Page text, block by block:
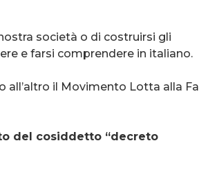
società o di costruirsi gli
e farsi comprendere in italiano.
all’altro il Movimento Lotta alla
del cosiddetto “decreto